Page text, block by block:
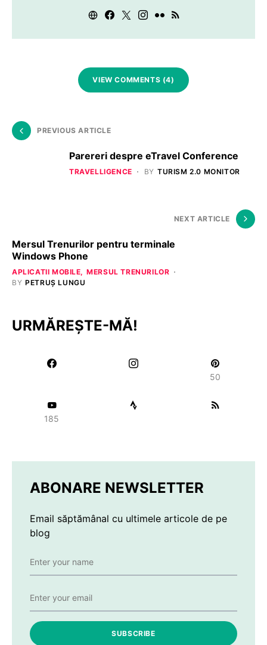
VIEW COMMENTS (4)
PREVIOUS ARTICLE
Parereri despre eTravel Conference
TRAVELLIGENCE BY TURISM 2.0 MONITOR
NEXT ARTICLE
Mersul Trenurilor pentru terminale
Windows Phone
APLICATII MOBILE
MERSUL TRENURILOR
BY PETRUȘ LUNGU
URMĂREȘTE-MĂ!
50
185
ABONARE NEWSLETTER
Email săptămânal cu ultimele articole de pe
blog
SUBSCRIBE